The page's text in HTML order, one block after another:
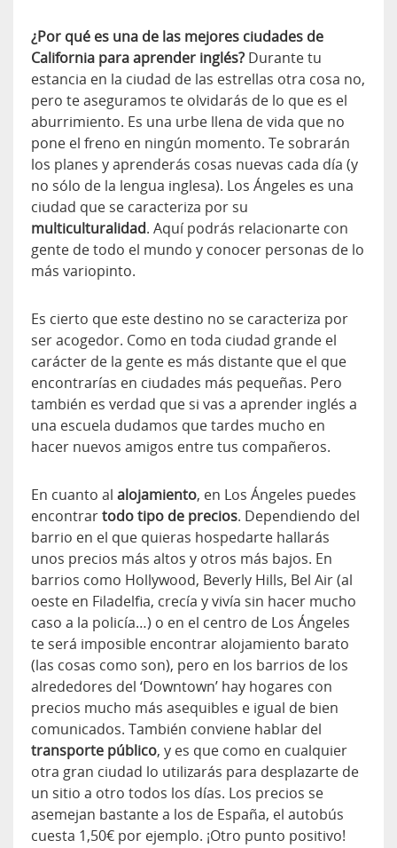
¿Por qué es una de las mejores ciudades de
California para aprender inglés? Durante tu
estancia en la ciudad de las estrellas otra cosa no,
pero te aseguramos te olvidarás de lo que es el
aburrimiento. Es una urbe llena de vida que no
pone el freno en ningún momento. Te sobrarán
los planes y aprenderás cosas nuevas cada día (y
no sólo de la lengua inglesa). Los Ángeles es una
ciudad que se caracteriza por su
multiculturalidad. Aquí podrás relacionarte con
gente de todo el mundo y conocer personas de lo
más variopinto.
Es cierto que este destino no se caracteriza por
ser acogedor. Como en toda ciudad grande el
carácter de la gente es más distante que el que
encontrarías en ciudades más pequeñas. Pero
también es verdad que si vas a aprender inglés a
una escuela dudamos que tardes mucho en
hacer nuevos amigos entre tus compañeros.
En cuanto al alojamiento, en Los Ángeles puedes
encontrartodo tipo de precios. Dependiendo del
barrio en el que quieras hospedarte hallarás
unos precios más altos y otros más bajos. En
barrios como Hollywood, Beverly Hills, Bel Air (al
oeste en Filadelfia, crecía y vivía sin hacer mucho
caso a la policía…) o en el centro de Los Ángeles
te será imposible encontrar alojamiento barato
(las cosas como son), pero en los barrios de los
alrededores del ‘Downtown’ hay hogares con
precios mucho más asequibles e igual de bien
comunicados. También conviene hablar del
transporte público, y es que como en cualquier
otra gran ciudad lo utilizarás para desplazarte de
un sitio a otro todos los días. Los precios se
asemejan bastante a los de España, el autobús
cuesta 1,50€ por ejemplo. ¡Otro punto positivo!